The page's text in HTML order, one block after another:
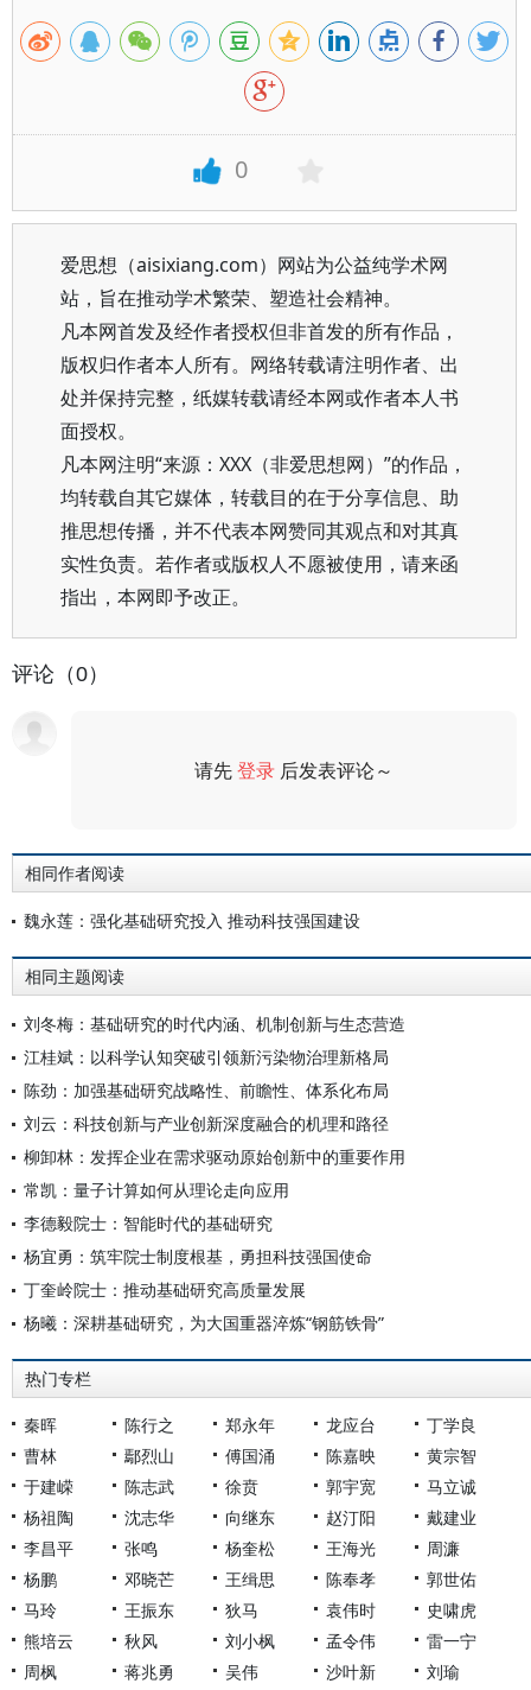
0
爱思想（aisixiang.com）网站为公益纯学术网
站，旨在推动学术繁荣、塑造社会精神。
凡本网首发及经作者授权但非首发的所有作品，
版权归作者本人所有。网络转载请注明作者、出
处并保持完整，纸媒转载请经本网或作者本人书
面授权。
凡本网注明“来源：XXX（非爱思想网）”的作品，
均转载自其它媒体，转载目的在于分享信息、助
推思想传播，并不代表本网赞同其观点和对其真
实性负责。若作者或版权人不愿被使用，请来函
指出，本网即予改正。
评论（0）
请先登录 后发表评论～
相同作者阅读
魏永莲：强化基础研究投入 推动科技强国建设
相同主题阅读
刘冬梅：基础研究的时代内涵、机制创新与生态营造
江桂斌：以科学认知突破引领新污染物治理新格局
陈劲：加强基础研究战略性、前瞻性、体系化布局
刘云：科技创新与产业创新深度融合的机理和路径
柳卸林：发挥企业在需求驱动原始创新中的重要作用
常凯：量子计算如何从理论走向应用
李德毅院士：智能时代的基础研究
杨宜勇：筑牢院士制度根基，勇担科技强国使命
丁奎岭院士：推动基础研究高质量发展
杨曦：深耕基础研究，为大国重器淬炼“钢筋铁骨”
热门专栏
秦晖 陈行之 郑永年 龙应台
丁学良
曹林
鄢烈山 傅国涌 陈嘉映
黄宗智
于建嵘
陈志武 徐贲 郭宇宽
马立诚
杨祖陶
沈志华 向继东 赵汀阳
戴建业
李昌平
张鸣 杨奎松 王海光
周濂
杨鹏
邓晓芒 王缉思 陈奉孝
郭世佑
马玲
王振东 狄马 袁伟时
史啸虎
熊培云
秋风 刘小枫 孟令伟
雷一宁
周枫
蒋兆勇 吴伟 沙叶新 刘瑜